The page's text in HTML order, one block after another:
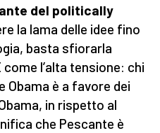
del politically
la lama delle idee fino
basta sfiorarla
l’alta tensione: chi
Obama è a favore dei
in rispetto al
che Pescante è